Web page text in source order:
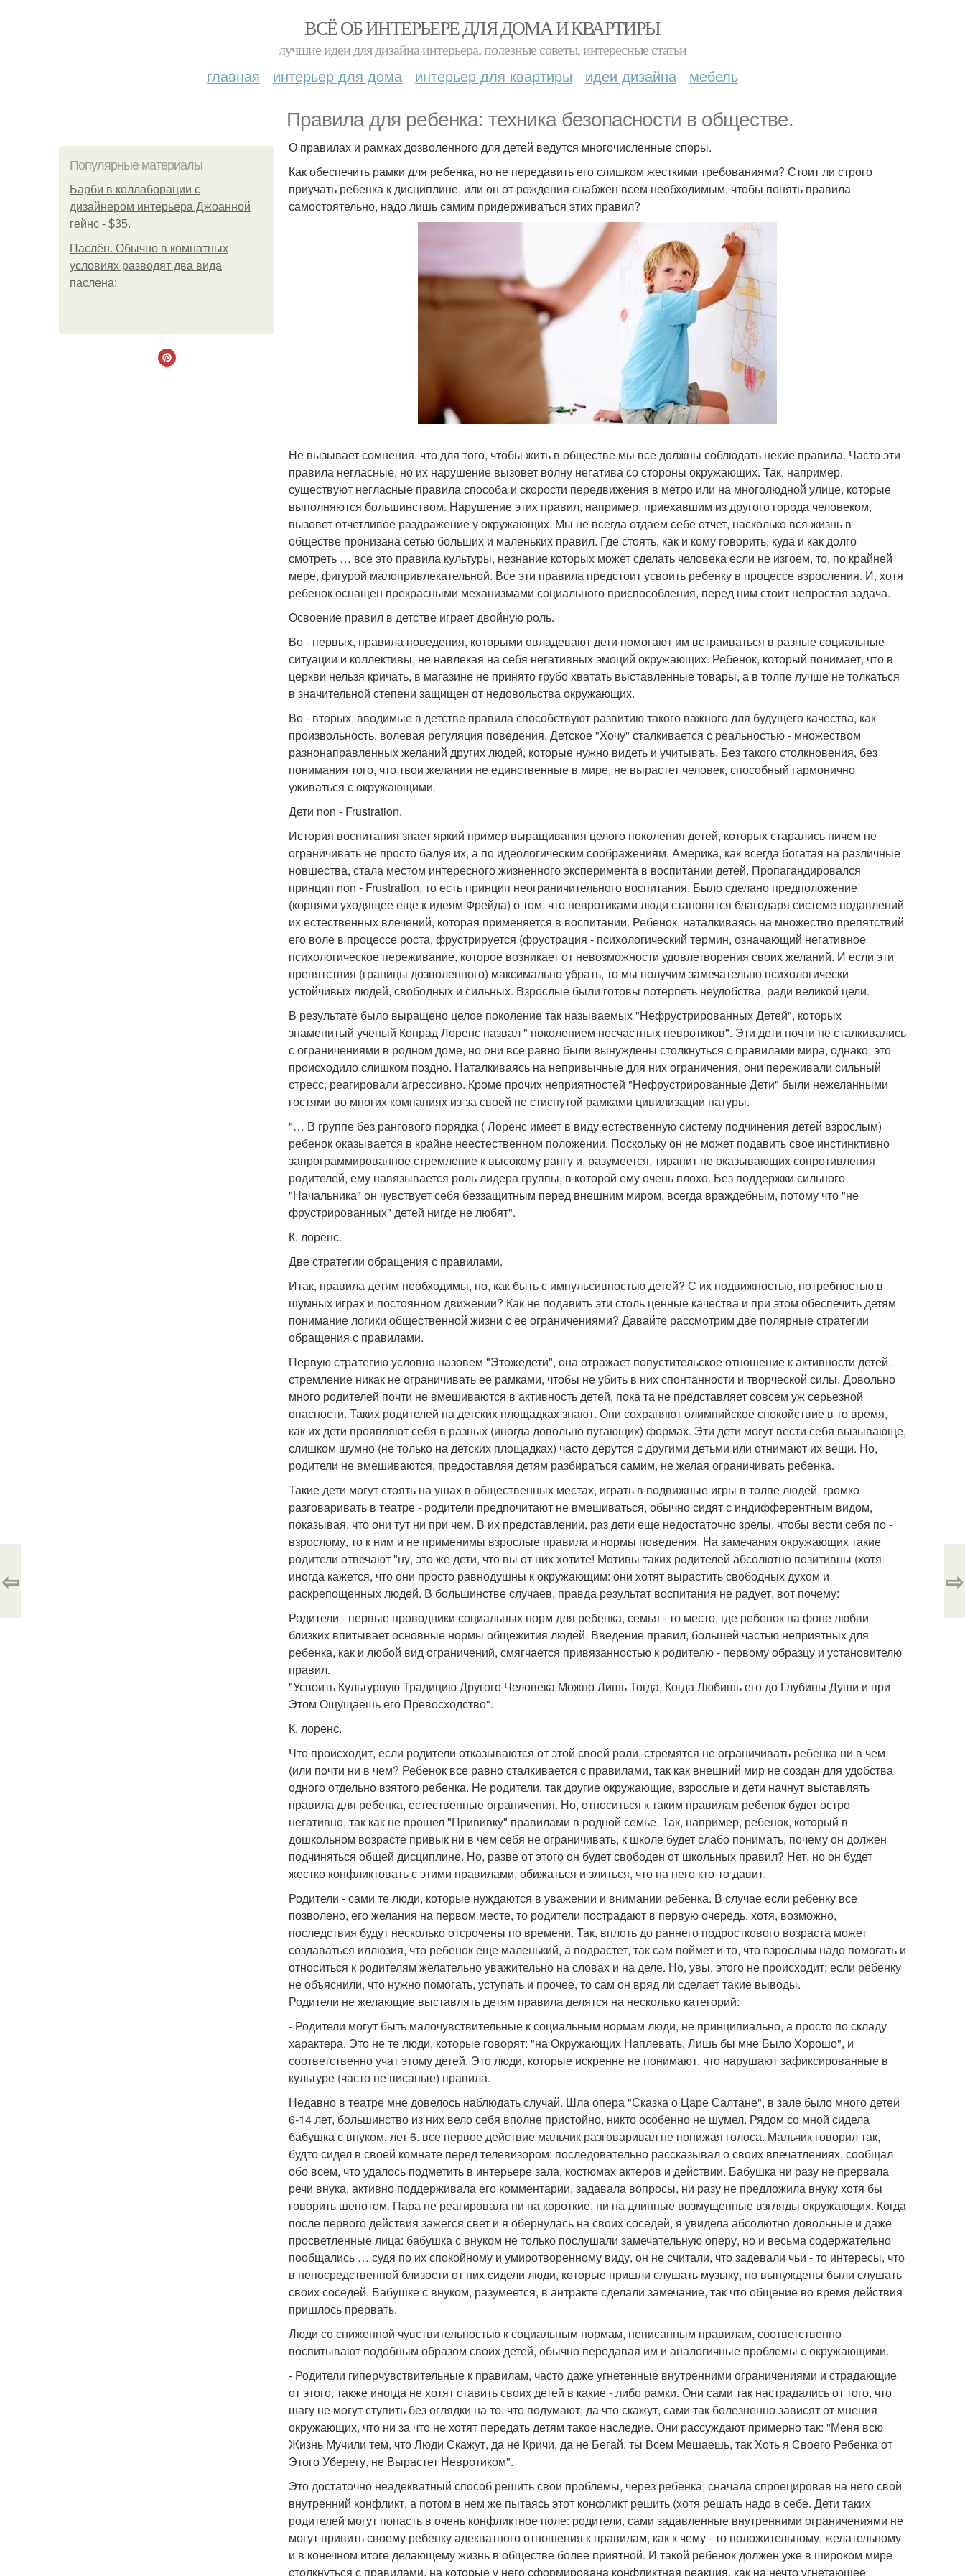
ВСЁ ОБ ИНТЕРЬЕРЕ ДЛЯ ДОМА И КВАРТИРЫ
лучшие идеи для дизайна интерьера, полезные советы, интересные статьи
главная интерьер для дома интерьер для квартиры идеи дизайна мебель
Правила для ребенка: техника безопасности в обществе.
Популярные материалы
Барби в коллаборации с
дизайнером интерьера Джоанной
гейнс - $35.
Паслён. Обычно в комнатных
условиях разводят два вида
паслена:
О правилах и рамках дозволенного для детей ведутся многочисленные споры.
Как обеспечить рамки для ребенка, но не передавить его слишком жесткими требованиями? Стоит ли строго
приучать ребенка к дисциплине, или он от рождения снабжен всем необходимым, чтобы понять правила
самостоятельно, надо лишь самим придерживаться этих правил?
Не вызывает сомнения, что для того, чтобы жить в обществе мы все должны соблюдать некие правила. Часто эти
правила негласные, но их нарушение вызовет волну негатива со стороны окружающих. Так, например,
существуют негласные правила способа и скорости передвижения в метро или на многолюдной улице, которые
выполняются большинством. Нарушение этих правил, например, приехавшим из другого города человеком,
вызовет отчетливое раздражение у окружающих. Мы не всегда отдаем себе отчет, насколько вся жизнь в
обществе пронизана сетью больших и маленьких правил. Где стоять, как и кому говорить, куда и как долго
смотреть … все это правила культуры, незнание которых может сделать человека если не изгоем, то, по крайней
мере, фигурой малопривлекательной. Все эти правила предстоит усвоить ребенку в процессе взросления. И, хотя
ребенок оснащен прекрасными механизмами социального приспособления, перед ним стоит непростая задача.
Освоение правил в детстве играет двойную роль.
Во - первых, правила поведения, которыми овладевают дети помогают им встраиваться в разные социальные
ситуации и коллективы, не навлекая на себя негативных эмоций окружающих. Ребенок, который понимает, что в
церкви нельзя кричать, в магазине не принято грубо хватать выставленные товары, а в толпе лучше не толкаться
в значительной степени защищен от недовольства окружающих.
Во - вторых, вводимые в детстве правила способствуют развитию такого важного для будущего качества, как
произвольность, волевая регуляция поведения. Детское "Хочу" сталкивается с реальностью - множеством
разнонаправленных желаний других людей, которые нужно видеть и учитывать. Без такого столкновения, без
понимания того, что твои желания не единственные в мире, не вырастет человек, способный гармонично
уживаться с окружающими.
Дети non - Frustration.
История воспитания знает яркий пример выращивания целого поколения детей, которых старались ничем не
ограничивать не просто балуя их, а по идеологическим соображениям. Америка, как всегда богатая на различные
новшества, стала местом интересного жизненного эксперимента в воспитании детей. Пропагандировался
принцип non - Frustration, то есть принцип неограничительного воспитания. Было сделано предположение
(корнями уходящее еще к идеям Фрейда) о том, что невротиками люди становятся благодаря системе подавлений
их естественных влечений, которая применяется в воспитании. Ребенок, наталкиваясь на множество препятствий
его воле в процессе роста, фрустрируется (фрустрация - психологический термин, означающий негативное
психологическое переживание, которое возникает от невозможности удовлетворения своих желаний. И если эти
препятствия (границы дозволенного) максимально убрать, то мы получим замечательно психологически
устойчивых людей, свободных и сильных. Взрослые были готовы потерпеть неудобства, ради великой цели.
В результате было выращено целое поколение так называемых "Нефрустрированных Детей", которых
знаменитый ученый Конрад Лоренс назвал " поколением несчастных невротиков". Эти дети почти не сталкивались
с ограничениями в родном доме, но они все равно были вынуждены столкнуться с правилами мира, однако, это
происходило слишком поздно. Наталкиваясь на непривычные для них ограничения, они переживали сильный
стресс, реагировали агрессивно. Кроме прочих неприятностей "Нефрустрированные Дети" были нежеланными
гостями во многих компаниях из-за своей не стиснутой рамками цивилизации натуры.
"… В группе без рангового порядка ( Лоренс имеет в виду естественную систему подчинения детей взрослым)
ребенок оказывается в крайне неестественном положении. Поскольку он не может подавить свое инстинктивно
запрограммированное стремление к высокому рангу и, разумеется, тиранит не оказывающих сопротивления
родителей, ему навязывается роль лидера группы, в которой ему очень плохо. Без поддержки сильного
"Начальника" он чувствует себя беззащитным перед внешним миром, всегда враждебным, потому что "не
фрустрированных" детей нигде не любят".
К. лоренс.
Две стратегии обращения с правилами.
Итак, правила детям необходимы, но, как быть с импульсивностью детей? С их подвижностью, потребностью в
шумных играх и постоянном движении? Как не подавить эти столь ценные качества и при этом обеспечить детям
понимание логики общественной жизни с ее ограничениями? Давайте рассмотрим две полярные стратегии
обращения с правилами.
Первую стратегию условно назовем "Этожедети", она отражает попустительское отношение к активности детей,
стремление никак не ограничивать ее рамками, чтобы не убить в них спонтанности и творческой силы. Довольно
много родителей почти не вмешиваются в активность детей, пока та не представляет совсем уж серьезной
опасности. Таких родителей на детских площадках знают. Они сохраняют олимпийское спокойствие в то время,
как их дети проявляют себя в разных (иногда довольно пугающих) формах. Эти дети могут вести себя вызывающе,
слишком шумно (не только на детских площадках) часто дерутся с другими детьми или отнимают их вещи. Но,
родители не вмешиваются, предоставляя детям разбираться самим, не желая ограничивать ребенка.
Такие дети могут стоять на ушах в общественных местах, играть в подвижные игры в толпе людей, громко
разговаривать в театре - родители предпочитают не вмешиваться, обычно сидят с индифферентным видом,
показывая, что они тут ни при чем. В их представлении, раз дети еще недостаточно зрелы, чтобы вести себя по -
взрослому, то к ним и не применимы взрослые правила и нормы поведения. На замечания окружающих такие
родители отвечают "ну, это же дети, что вы от них хотите! Мотивы таких родителей абсолютно позитивны (хотя
иногда кажется, что они просто равнодушны к окружающим: они хотят вырастить свободных духом и
раскрепощенных людей. В большинстве случаев, правда результат воспитания не радует, вот почему:
Родители - первые проводники социальных норм для ребенка, семья - то место, где ребенок на фоне любви
близких впитывает основные нормы общежития людей. Введение правил, большей частью неприятных для
ребенка, как и любой вид ограничений, смягчается привязанностью к родителю - первому образцу и установителю
правил.
"Усвоить Культурную Традицию Другого Человека Можно Лишь Тогда, Когда Любишь его до Глубины Души и при
Этом Ощущаешь его Превосходство".
К. лоренс.
Что происходит, если родители отказываются от этой своей роли, стремятся не ограничивать ребенка ни в чем
(или почти ни в чем? Ребенок все равно сталкивается с правилами, так как внешний мир не создан для удобства
одного отдельно взятого ребенка. Не родители, так другие окружающие, взрослые и дети начнут выставлять
правила для ребенка, естественные ограничения. Но, относиться к таким правилам ребенок будет остро
негативно, так как не прошел "Прививку" правилами в родной семье. Так, например, ребенок, который в
дошкольном возрасте привык ни в чем себя не ограничивать, к школе будет слабо понимать, почему он должен
подчиняться общей дисциплине. Но, разве от этого он будет свободен от школьных правил? Нет, но он будет
жестко конфликтовать с этими правилами, обижаться и злиться, что на него кто-то давит.
Родители - сами те люди, которые нуждаются в уважении и внимании ребенка. В случае если ребенку все
позволено, его желания на первом месте, то родители пострадают в первую очередь, хотя, возможно,
последствия будут несколько отсрочены по времени. Так, вплоть до раннего подросткового возраста может
создаваться иллюзия, что ребенок еще маленький, а подрастет, так сам поймет и то, что взрослым надо помогать и
относиться к родителям желательно уважительно на словах и на деле. Но, увы, этого не происходит; если ребенку
не объяснили, что нужно помогать, уступать и прочее, то сам он вряд ли сделает такие выводы.
Родители не желающие выставлять детям правила делятся на несколько категорий:
- Родители могут быть малочувствительные к социальным нормам люди, не принципиально, а просто по складу
характера. Это не те люди, которые говорят: "на Окружающих Наплевать, Лишь бы мне Было Хорошо", и
соответственно учат этому детей. Это люди, которые искренне не понимают, что нарушают зафиксированные в
культуре (часто не писаные) правила.
Недавно в театре мне довелось наблюдать случай. Шла опера "Сказка о Царе Салтане", в зале было много детей
6-14 лет, большинство из них вело себя вполне пристойно, никто особенно не шумел. Рядом со мной сидела
бабушка с внуком, лет 6. все первое действие мальчик разговаривал не понижая голоса. Мальчик говорил так,
будто сидел в своей комнате перед телевизором: последовательно рассказывал о своих впечатлениях, сообщал
обо всем, что удалось подметить в интерьере зала, костюмах актеров и действии. Бабушка ни разу не прервала
речи внука, активно поддерживала его комментарии, задавала вопросы, ни разу не предложила внуку хотя бы
говорить шепотом. Пара не реагировала ни на короткие, ни на длинные возмущенные взгляды окружающих. Когда
после первого действия зажегся свет и я обернулась на своих соседей, я увидела абсолютно довольные и даже
просветленные лица: бабушка с внуком не только послушали замечательную оперу, но и весьма содержательно
пообщались … судя по их спокойному и умиротворенному виду, он не считали, что задевали чьи - то интересы, что
в непосредственной близости от них сидели люди, которые пришли слушать музыку, но вынуждены были слушать
своих соседей. Бабушке с внуком, разумеется, в антракте сделали замечание, так что общение во время действия
пришлось прервать.
Люди со сниженной чувствительностью к социальным нормам, неписанным правилам, соответственно
воспитывают подобным образом своих детей, обычно передавая им и аналогичные проблемы с окружающими.
- Родители гиперчувствительные к правилам, часто даже угнетенные внутренними ограничениями и страдающие
от этого, также иногда не хотят ставить своих детей в какие - либо рамки. Они сами так настрадались от того, что
шагу не могут ступить без оглядки на то, что подумают, да что скажут, сами так болезненно зависят от мнения
окружающих, что ни за что не хотят передать детям такое наследие. Они рассуждают примерно так: "Меня всю
Жизнь Мучили тем, что Люди Скажут, да не Кричи, да не Бегай, ты Всем Мешаешь, так Хоть я Своего Ребенка от
Этого Уберегу, не Вырастет Невротиком".
Это достаточно неадекватный способ решить свои проблемы, через ребенка, сначала спроецировав на него свой
внутренний конфликт, а потом в нем же пытаясь этот конфликт решить (хотя решать надо в себе. Дети таких
родителей могут попасть в очень конфликтное поле: родители, сами задавленные внутренними ограничениями не
могут привить своему ребенку адекватного отношения к правилам, как к чему - то положительному, желательному
и в конечном итоге делающему жизнь в обществе более приятной. И такой ребенок должен уже в широком мире
столкнуться с правилами, на которые у него сформирована конфликтная реакция, как на нечто угнетающее
⇦ ⇨